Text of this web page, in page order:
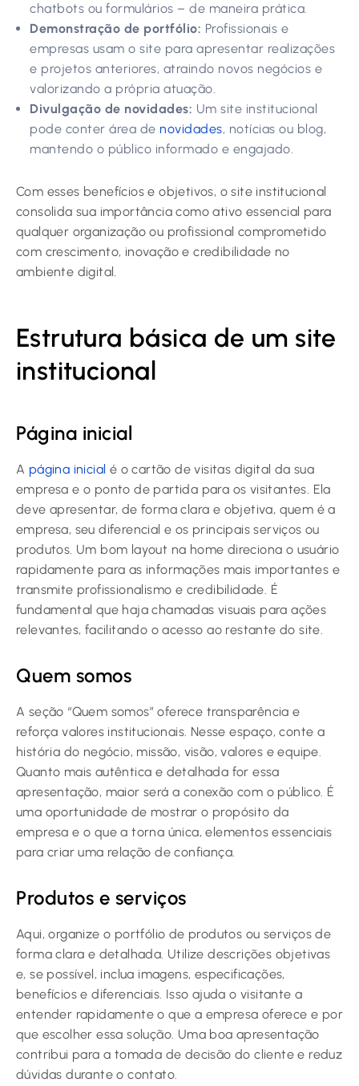
chatbots ou formulários – de maneira prática.
Demonstração de portfólio: Profissionais e
empresas usam o site para apresentar realizações
e projetos anteriores, atraindo novos negócios e
valorizando a própria atuação.
Divulgação de novidades: Um site institucional
pode conter área de novidades, notícias ou blog,
mantendo o público informado e engajado.
Com esses benefícios e objetivos, o site institucional
consolida sua importância como ativo essencial para
qualquer organização ou profissional comprometido
com crescimento, inovação e credibilidade no
ambiente digital.
Estrutura básica de um site
institucional
Página inicial
A página inicial é o cartão de visitas digital da sua
empresa e o ponto de partida para os visitantes. Ela
deve apresentar, de forma clara e objetiva, quem é a
empresa, seu diferencial e os principais serviços ou
produtos. Um bom layout na home direciona o usuário
rapidamente para as informações mais importantes e
transmite profissionalismo e credibilidade. É
fundamental que haja chamadas visuais para ações
relevantes, facilitando o acesso ao restante do site.
Quem somos
A seção “Quem somos” oferece transparência e
reforça valores institucionais. Nesse espaço, conte a
história do negócio, missão, visão, valores e equipe.
Quanto mais autêntica e detalhada for essa
apresentação, maior será a conexão com o público. É
uma oportunidade de mostrar o propósito da
empresa e o que a torna única, elementos essenciais
para criar uma relação de confiança.
Produtos e serviços
Aqui, organize o portfólio de produtos ou serviços de
forma clara e detalhada. Utilize descrições objetivas
e, se possível, inclua imagens, especificações,
benefícios e diferenciais. Isso ajuda o visitante a
entender rapidamente o que a empresa oferece e por
que escolher essa solução. Uma boa apresentação
contribui para a tomada de decisão do cliente e reduz
dúvidas durante o contato.